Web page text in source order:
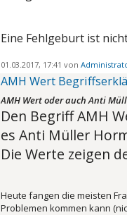
Eine Fehlgeburt ist
01.03.2017, 17:41 von
AMH Wert
AMH Wert oder auch Anti
Den Begriff AMH
es Anti Müller
Die Werte zeigen
Heute fangen die meisten
Problemen kommen kann